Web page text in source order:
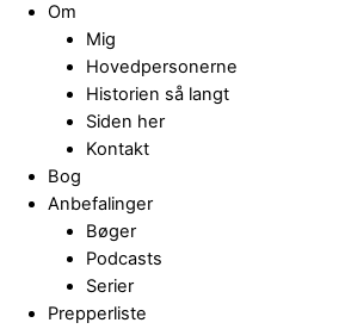
Om
Mig
Hovedpersonerne
Historien så langt
Siden her
Kontakt
Bog
Anbefalinger
Bøger
Podcasts
Serier
Prepperliste